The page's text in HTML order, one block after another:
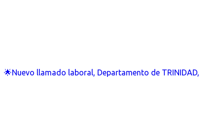
🌟Nuevo llamado laboral, Departamento de TRINIDAD,